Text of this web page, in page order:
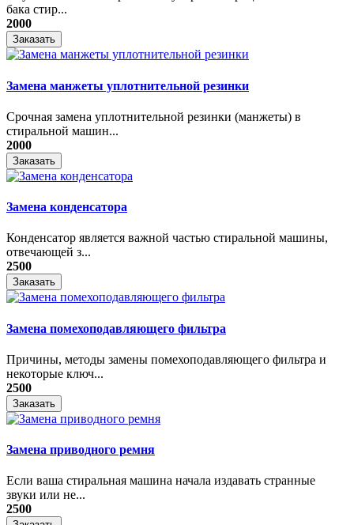
бака стир...
2000
Заказать
Замена манжеты уплотнительной резинки
Срочная замена уплотнительной резинки (манжеты) в
стиральной машин...
2000
Заказать
Замена конденсатора
Конденсатор является важной частью стиральной машины,
отвечающей з...
2500
Заказать
Замена помехоподавляющего фильтра
Причины, методы замены помехоподавляющего фильтра и
некоторые ключ...
2500
Заказать
Замена приводного ремня
Если ваша стиральная машина начала издавать странные
звуки или не...
2500